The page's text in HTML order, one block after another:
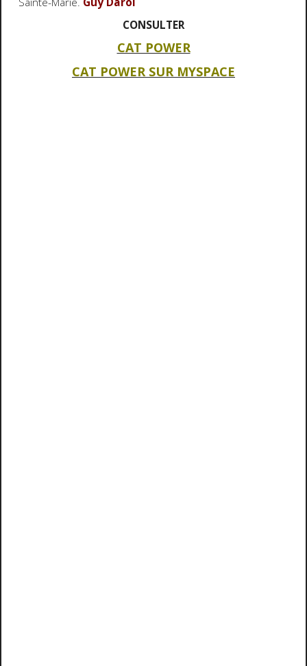
CONSULTER
CAT POWER
CAT POWER SUR MYSPACE